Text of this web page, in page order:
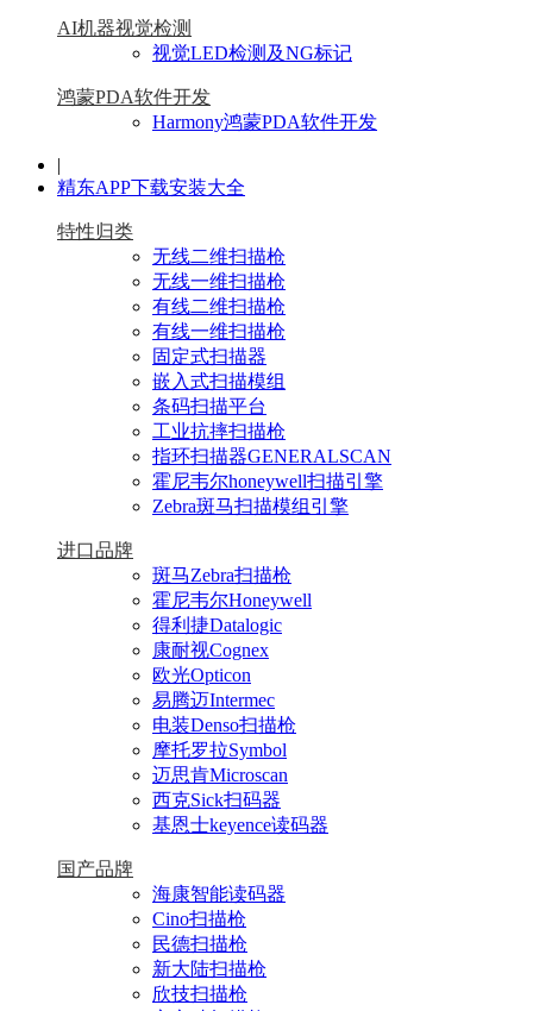
AI机器视觉检测
视觉LED检测及NG标记
鸿蒙PDA软件开发
Harmony鸿蒙PDA软件开发
|
精东APP下载安装大全
特性归类
无线二维扫描枪
无线一维扫描枪
有线二维扫描枪
有线一维扫描枪
固定式扫描器
嵌入式扫描模组
条码扫描平台
工业抗摔扫描枪
指环扫描器GENERALSCAN
霍尼韦尔honeywell扫描引擎
Zebra斑马扫描模组引擎
进口品牌
斑马Zebra扫描枪
霍尼韦尔Honeywell
得利捷Datalogic
康耐视Cognex
欧光Opticon
易腾迈Intermec
电装Denso扫描枪
摩托罗拉Symbol
迈思肯Microscan
西克Sick扫码器
基恩士keyence读码器
国产品牌
海康智能读码器
Cino扫描枪
民德扫描枪
新大陆扫描枪
欣技扫描枪